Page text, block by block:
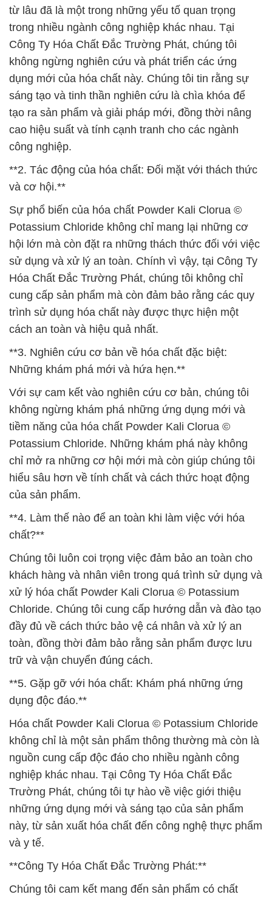
từ lâu đã là một trong những yếu tố quan trọng
trong nhiều ngành công nghiệp khác nhau. Tại
Công Ty Hóa Chất Đắc Trường Phát, chúng tôi
không ngừng nghiên cứu và phát triển các ứng
dụng mới của hóa chất này. Chúng tôi tin rằng sự
sáng tạo và tinh thần nghiên cứu là chìa khóa để
tạo ra sản phẩm và giải pháp mới, đồng thời nâng
cao hiệu suất và tính cạnh tranh cho các ngành
công nghiệp.
**2. Tác động của hóa chất: Đối mặt với thách thức
và cơ hội.**
Sự phổ biến của hóa chất Powder Kali Clorua ©
Potassium Chloride không chỉ mang lại những cơ
hội lớn mà còn đặt ra những thách thức đối với việc
sử dụng và xử lý an toàn. Chính vì vậy, tại Công Ty
Hóa Chất Đắc Trường Phát, chúng tôi không chỉ
cung cấp sản phẩm mà còn đảm bảo rằng các quy
trình sử dụng hóa chất này được thực hiện một
cách an toàn và hiệu quả nhất.
**3. Nghiên cứu cơ bản về hóa chất đặc biệt:
Những khám phá mới và hứa hẹn.**
Với sự cam kết vào nghiên cứu cơ bản, chúng tôi
không ngừng khám phá những ứng dụng mới và
tiềm năng của hóa chất Powder Kali Clorua ©
Potassium Chloride. Những khám phá này không
chỉ mở ra những cơ hội mới mà còn giúp chúng tôi
hiểu sâu hơn về tính chất và cách thức hoạt động
của sản phẩm.
**4. Làm thế nào để an toàn khi làm việc với hóa
chất?**
Chúng tôi luôn coi trọng việc đảm bảo an toàn cho
khách hàng và nhân viên trong quá trình sử dụng và
xử lý hóa chất Powder Kali Clorua © Potassium
Chloride. Chúng tôi cung cấp hướng dẫn và đào tạo
đầy đủ về cách thức bảo vệ cá nhân và xử lý an
toàn, đồng thời đảm bảo rằng sản phẩm được lưu
trữ và vận chuyển đúng cách.
**5. Gặp gỡ với hóa chất: Khám phá những ứng
dụng độc đáo.**
Hóa chất Powder Kali Clorua © Potassium Chloride
không chỉ là một sản phẩm thông thường mà còn là
nguồn cung cấp độc đáo cho nhiều ngành công
nghiệp khác nhau. Tại Công Ty Hóa Chất Đắc
Trường Phát, chúng tôi tự hào về việc giới thiệu
những ứng dụng mới và sáng tạo của sản phẩm
này, từ sản xuất hóa chất đến công nghệ thực phẩm
và y tế.
**Công Ty Hóa Chất Đắc Trường Phát:**
Chúng tôi cam kết mang đến sản phẩm có chất